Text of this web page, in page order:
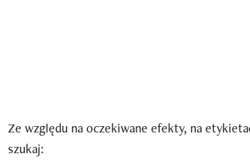
Ze względu na oczekiwane efekty, na
szukaj: